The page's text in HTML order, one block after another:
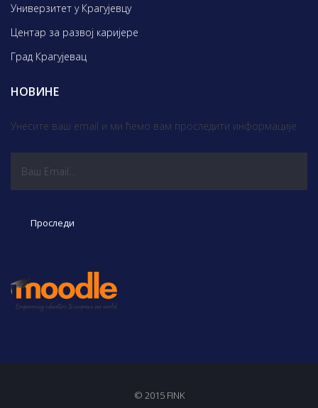
Универзитет у Крагујевцу
Центар за развој каријере
Град Крагујевац
НОВИНЕ
Унесите ваш email и ми ћемо вам проследити информације
© 2015 FINK